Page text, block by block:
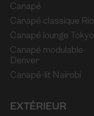
Canapé
Canapé classique Rio
Canapé lounge Tokyo
Canapé modulable
Denver
Canapé-lit Nairobi
EXTÉRIEUR